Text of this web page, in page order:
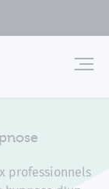
professionnels